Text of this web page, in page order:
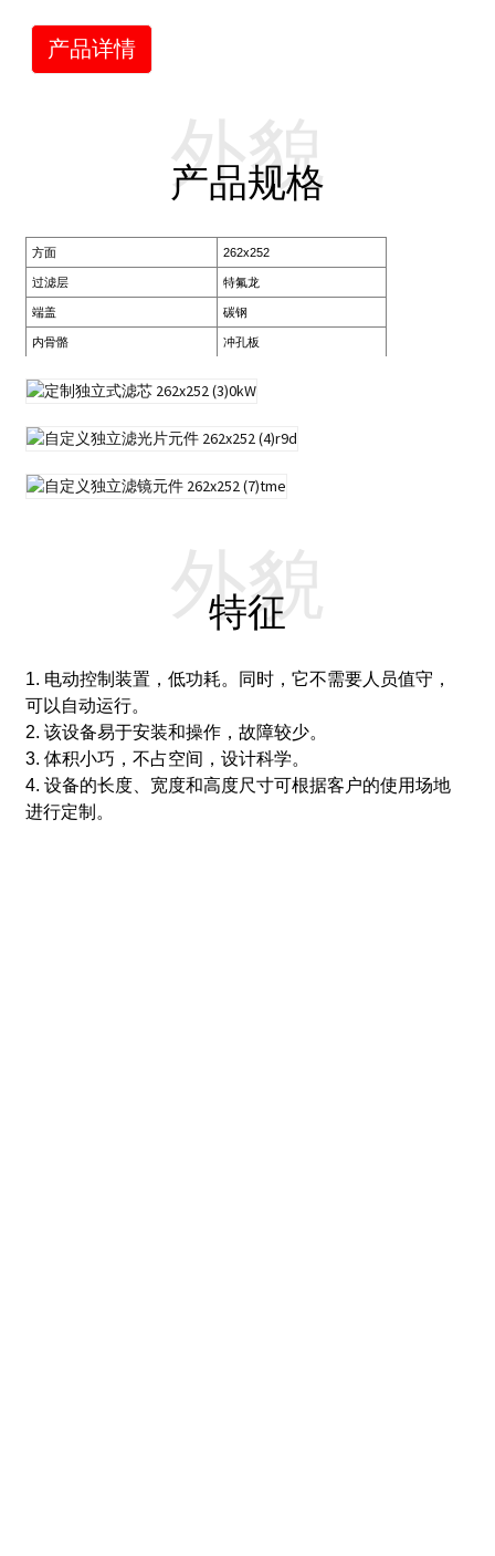
产品详情
产品规格
外貌
方面 262x252
过滤层 特氟龙
端盖 碳钢
内骨骼 冲孔板
特征
外貌
1. 电动控制装置，低功耗。
同时，它不需要人员值守，
可以自动运行。
2. 该设备易于安装和操作，故障较少。
3. 体积小巧，不占空间，设计科学。
4. 设备的长度、宽度和高度尺寸可根据客户的使用场地
进行定制。